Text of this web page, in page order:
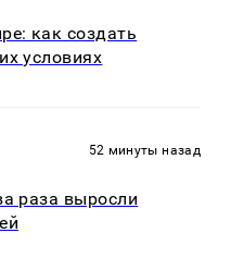
как создать
условиях
52 минуты назад
раза выросли